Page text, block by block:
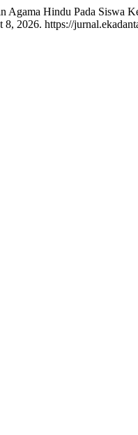
Agama Hindu Pada Siswa
2026. https://